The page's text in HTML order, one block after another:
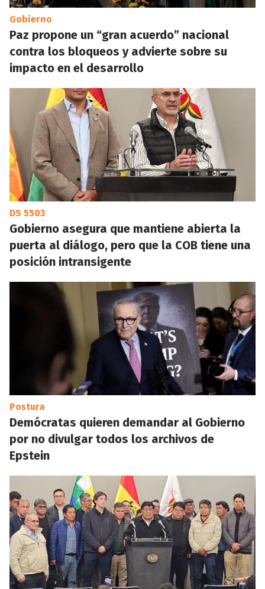
Gobierno
Paz propone un “gran acuerdo” nacional
contra los bloqueos y advierte sobre su
impacto en el desarrollo
DS 5503
Gobierno asegura que mantiene abierta la
puerta al diálogo, pero que la COB tiene una
posición intransigente
Postura
Demócratas quieren demandar al Gobierno
por no divulgar todos los archivos de
Epstein